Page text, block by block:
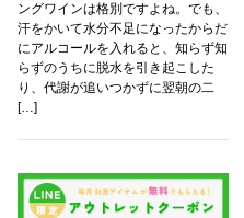
ングワインは格別ですよね。でも、
汗をかいて水分不足になったからだ
にアルコールを入れると、知らず知
らずのうちに脱水を引き起こした
り、代謝が追いつかずに翌朝の二
[…]